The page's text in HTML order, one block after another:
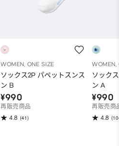
WOMEN, ONE SIZE
ソックス2P パペットスンス
ン B
¥990
再販売商品
4.8 (41)
WOMEN,
ソック
ン A
¥990
再販売商
4.8